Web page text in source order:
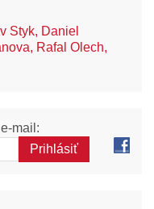
Styk, Daniel
Rafal Olech,
mail: